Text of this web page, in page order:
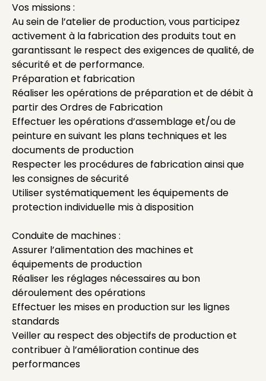
Vos missions :
Au sein de l’atelier de production, vous participez
activement à la fabrication des produits tout en
garantissant le respect des exigences de qualité, de
sécurité et de performance.
Préparation et fabrication
Réaliser les opérations de préparation et de débit à
partir des Ordres de Fabrication
Effectuer les opérations d’assemblage et/ou de
peinture en suivant les plans techniques et les
documents de production
Respecter les procédures de fabrication ainsi que
les consignes de sécurité
Utiliser systématiquement les équipements de
protection individuelle mis à disposition
Conduite de machines :
Assurer l’alimentation des machines et
équipements de production
Réaliser les réglages nécessaires au bon
déroulement des opérations
Effectuer les mises en production sur les lignes
standards
Veiller au respect des objectifs de production et
contribuer à l’amélioration continue des
performances